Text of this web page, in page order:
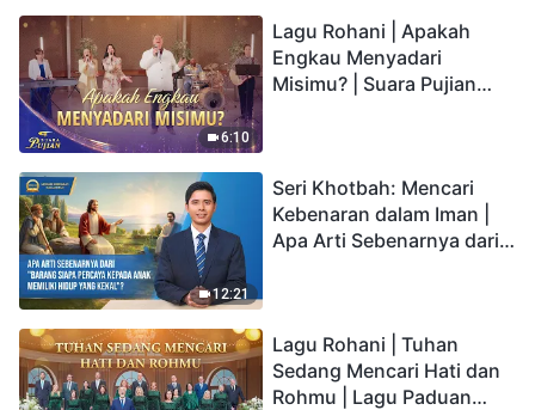
6:10
Lagu Rohani | Apakah
Engkau Menyadari
Misimu? | Suara Pujian
12:21
Seri Khotbah: Mencari
Kebenaran dalam Iman |
Apa Arti Sebenarnya dari
Lagu Rohani | Tuhan
Sedang Mencari Hati dan
Rohmu | Lagu Paduan